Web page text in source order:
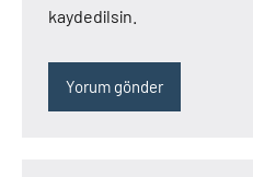
kaydedilsin.